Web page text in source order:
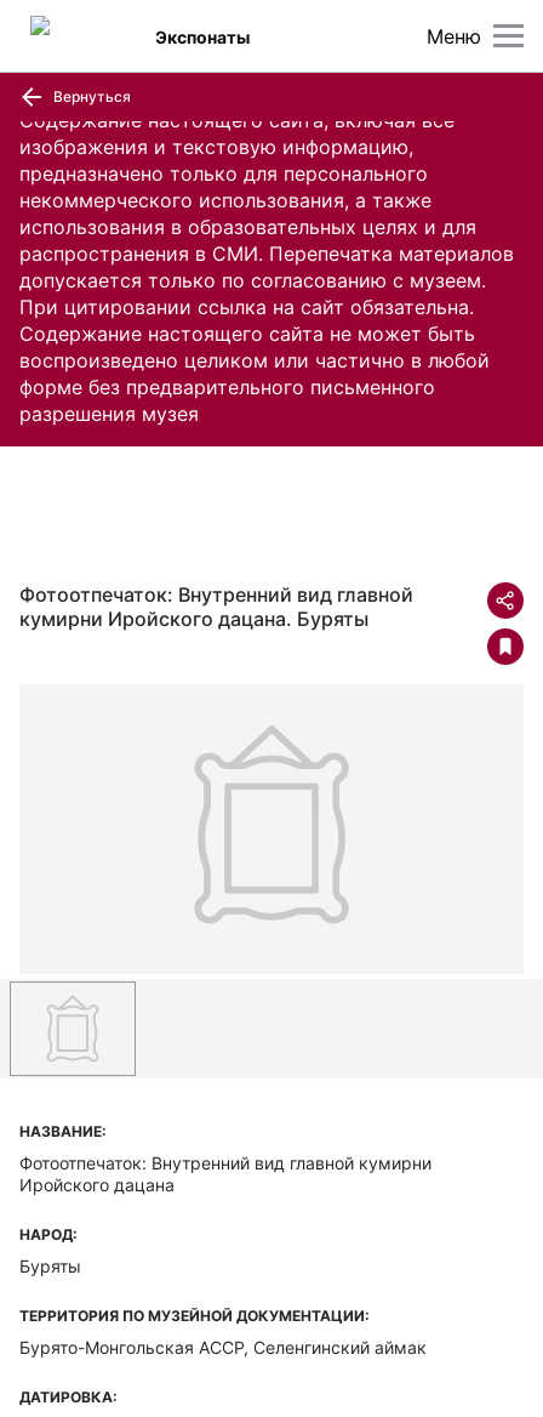
Содержание настоящего сайта, включая все
изображения и текстовую информацию,
предназначено только для персонального
некоммерческого использования, а также
использования в образовательных целях и для
распространения в СМИ. Перепечатка материалов
допускается только по согласованию с музеем.
При цитировании ссылка на сайт обязательна.
Содержание настоящего сайта не может быть
воспроизведено целиком или частично в любой
форме без предварительного письменного
разрешения музея
Меню
Экспонаты
Вернуться
Фотоотпечаток: Внутренний вид главной
кумирни Иройского дацана. Буряты
НАЗВАНИЕ:
Фотоотпечаток: Внутренний вид главной кумирни
Иройского дацана
НАРОД:
Буряты
ТЕРРИТОРИЯ ПО МУЗЕЙНОЙ ДОКУМЕНТАЦИИ:
Бурято-Монгольская ACCP, Селенгинский аймак
ДАТИРОВКА: